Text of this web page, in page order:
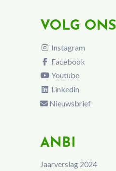
VOLG ONS
Instagram
Facebook
Youtube
Linkedin
Nieuwsbrief
ANBI
Jaarverslag 2024